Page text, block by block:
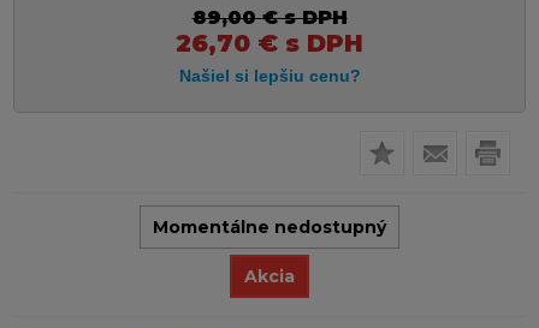
89,00 €s DPH
26,70 € s DPH
Momentálne nedostupný
Akcia